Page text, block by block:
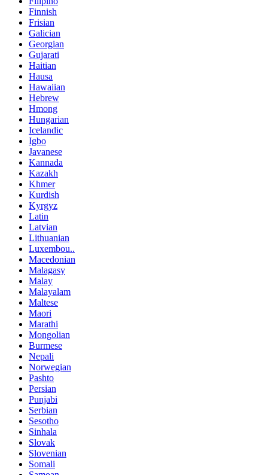
Finnish
Frisian
Galician
Georgian
Gujarati
Haitian
Hausa
Hawaiian
Hebrew
Hmong
Hungarian
Icelandic
Igbo
Javanese
Kannada
Kazakh
Khmer
Kurdish
Kyrgyz
Latin
Latvian
Lithuanian
Luxembou..
Macedonian
Malagasy
Malay
Malayalam
Maltese
Maori
Marathi
Mongolian
Burmese
Nepali
Norwegian
Pashto
Persian
Punjabi
Serbian
Sesotho
Sinhala
Slovak
Slovenian
Somali